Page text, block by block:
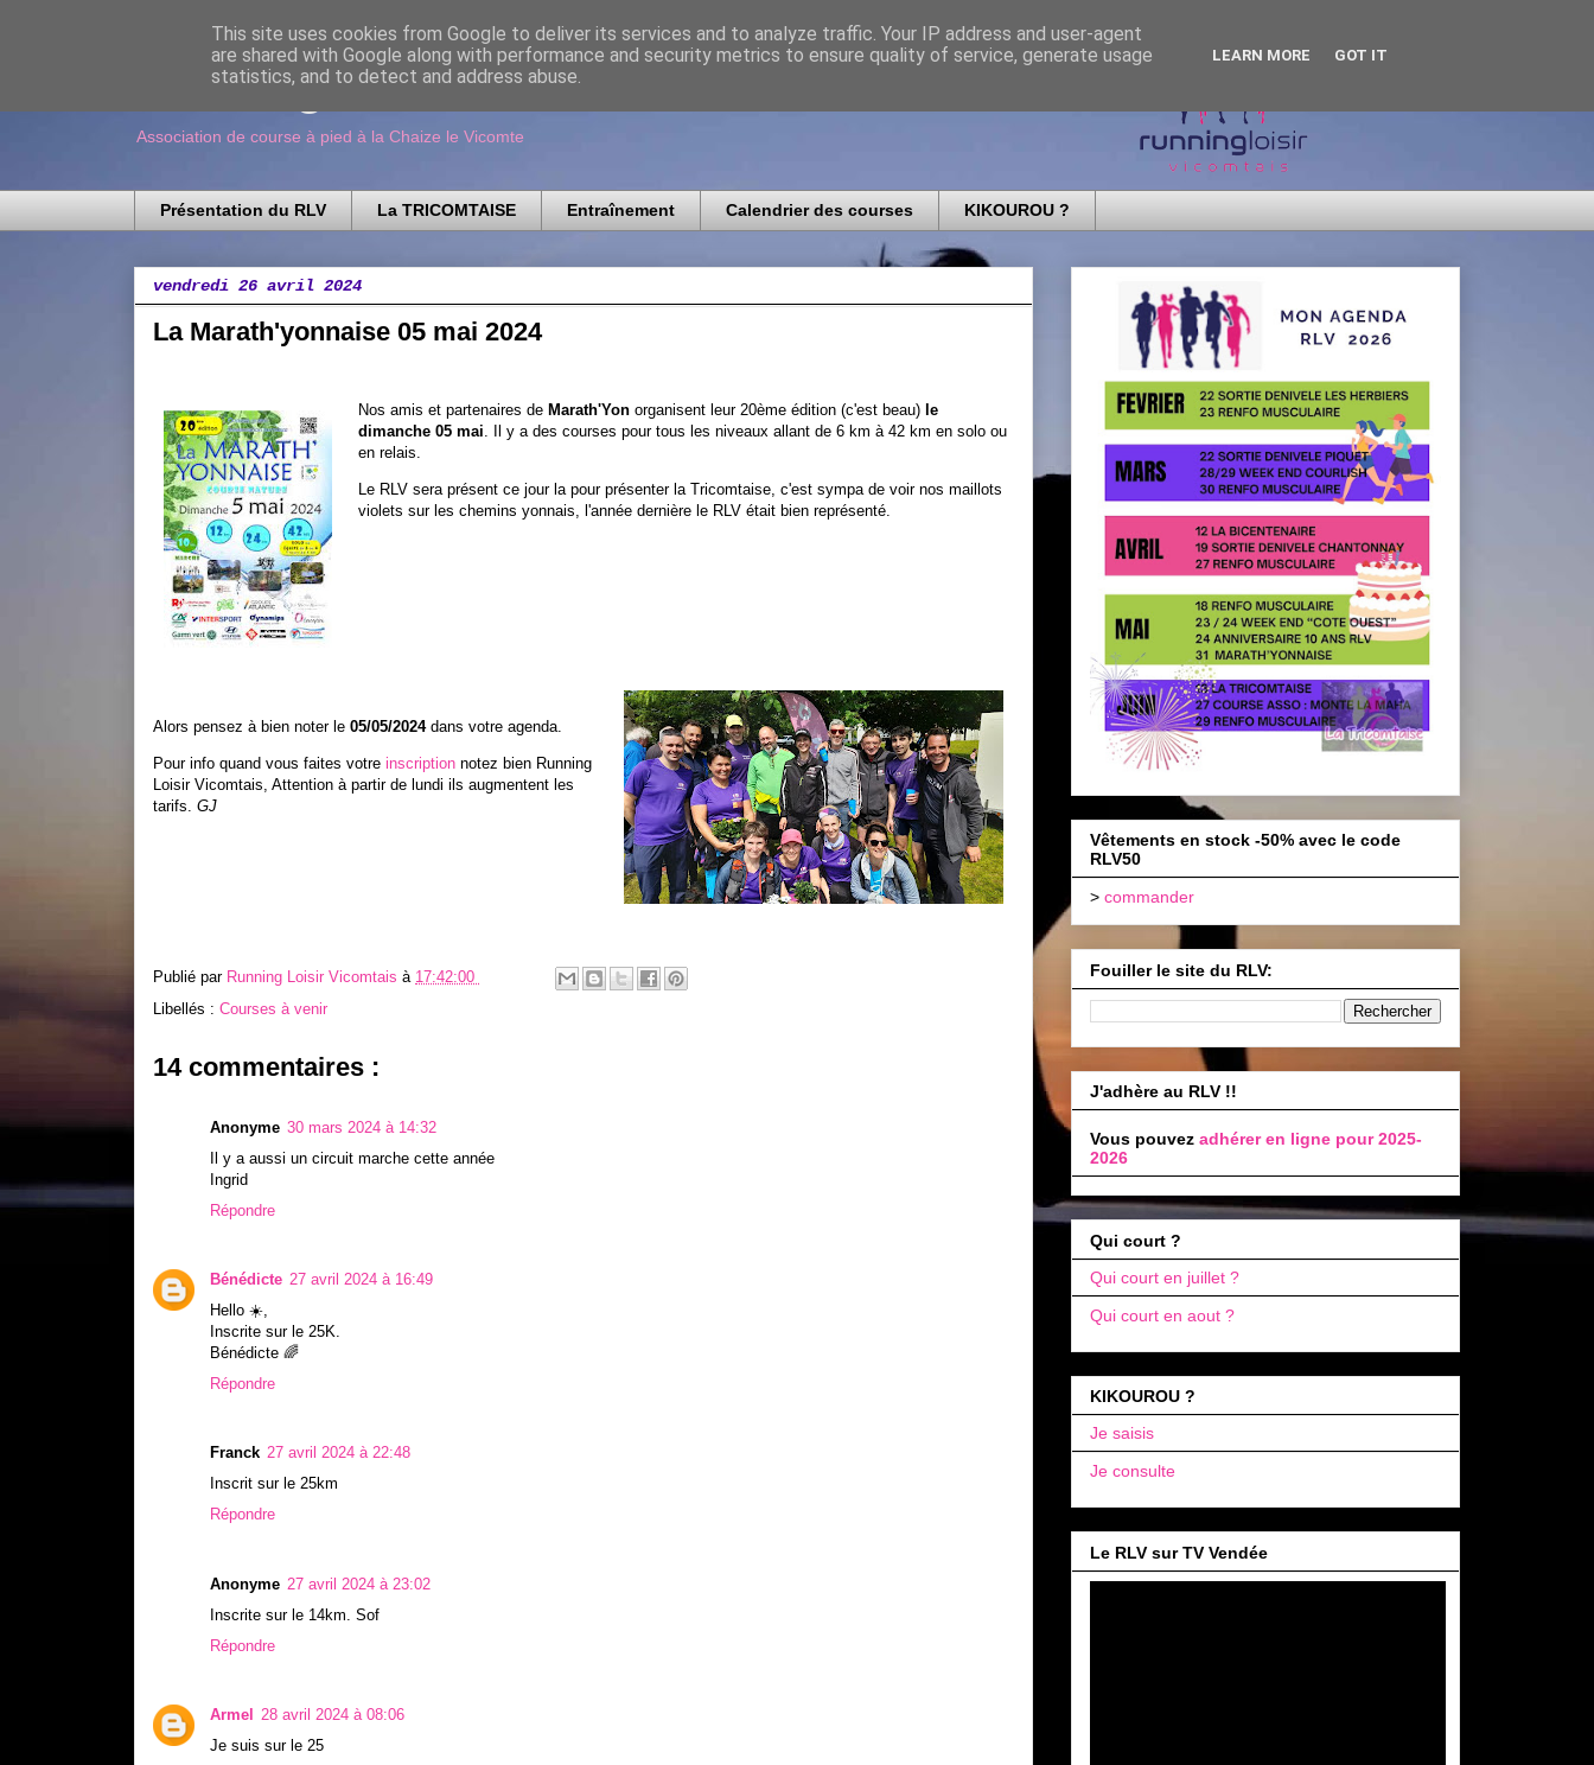
Running Loisir Vicomtais
Association de course à pied à la Chaize le Vicomte
Présentation du RLV La TRICOMTAISE Entraînement Calendrier des courses KIKOUROU ?
vendredi 26 avril 2024
La Marath'yonnaise 05 mai 2024
Nos amis et partenaires de Marath'Yon organisent leur 20ème édition (c'est beau) le
dimanche 05 mai . Il y a des courses pour tous les niveaux allant de 6 km à 42 km en solo ou
en relais.
Le RLV sera présent ce jour la pour présenter la Tricomtaise, c'est sympa de voir nos maillots
violets sur les chemins yonnais, l'année dernière le RLV était bien représenté.
Alors pensez à bien noter le 05/05/2024dans votre agenda.
Pour info quand vous faites votre inscription notez bien Running
Loisir Vicomtais, Attention à partir de lundi ils augmentent les
tarifs. GJ
Publié par Running Loisir Vicomtais à 17:42:00
Libellés : Courses à venir
14 commentaires :
Anonyme 30 mars 2024 à 14:32
Il y a aussi un circuit marche cette année
Ingrid
Répondre
Bénédicte 27 avril 2024 à 16:49
Hello ☀️,
Inscrite sur le 25K.
Bénédicte 🌈
Répondre
Franck 27 avril 2024 à 22:48
Inscrit sur le 25km
Répondre
Anonyme 27 avril 2024 à 23:02
Inscrite sur le 14km. Sof
Répondre
Armel
28 avril 2024 à 08:06
Je suis sur le 25
Vêtements en stock -50% avec le code
RLV50
> commander
Fouiller le site du RLV:
J'adhère au RLV !!
Vous pouvez adhérer en ligne pour 2025-
2026
Qui court ?
Qui court en juillet ?
Qui court en aout ?
KIKOUROU ?
Je saisis
Je consulte
Le RLV sur TV Vendée
This site uses cookies from Google to deliver its services and to analyze traffic. Your IP address and user-agent
are shared with Google along with performance and security metrics to ensure quality of service, generate usage
statistics, and to detect and address abuse.
LEARN MORE GOT IT